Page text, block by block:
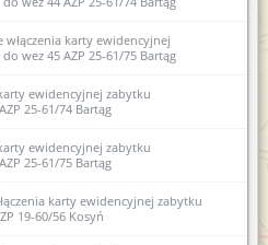
karty ewidencyjnej
wez 45 AZP 25-61/75 Bartąg
ewidencyjnej zabytku
25-61/74 Bartąg
ewidencyjnej zabytku
25-61/75 Bartąg
karty ewidencyjnej zabytku
19-60/56 Kosyń